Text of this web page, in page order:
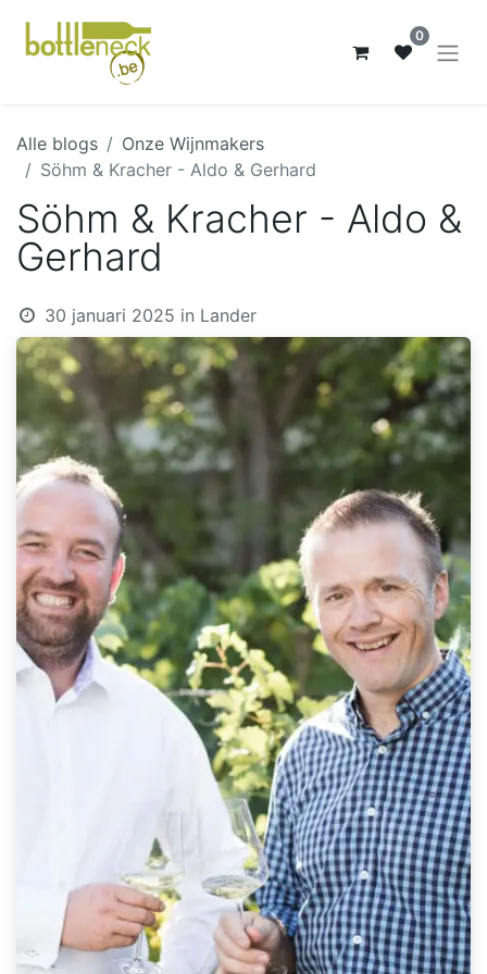
0
Alle blogs
Onze Wijnmakers
Söhm & Kracher - Aldo & Gerhard
Söhm & Kracher - Aldo &
Gerhard
30 januari 2025 in Lander